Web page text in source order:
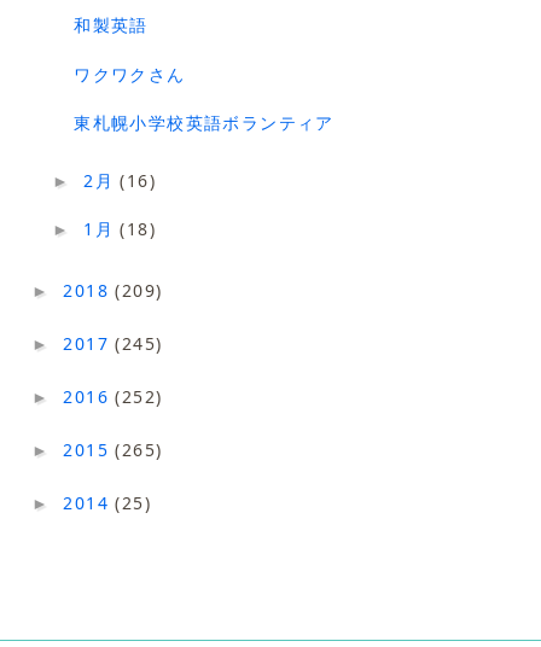
和製英語
ワクワクさん
東札幌小学校英語ボランティア
► 2月(16)
► 1月(18)
►2018(209)
►2017(245)
►2016(252)
►2015(265)
►2014(25)